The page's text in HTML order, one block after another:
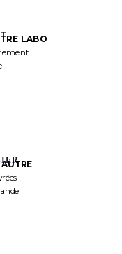
LABO
AUTRE